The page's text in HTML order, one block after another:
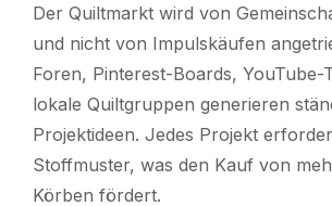
Der Quiltmarkt wird von
und nicht von Impulskäufen
Foren, Pinterest-Boards, YouTube-
lokale Quiltgruppen generieren
Projektideen. Jedes Projekt
Stoffmuster, was den Kauf von
Körben fördert.